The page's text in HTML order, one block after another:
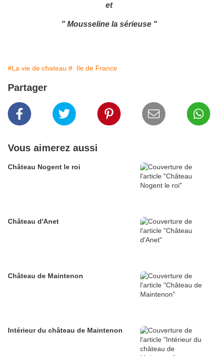
et
" Mousseline la sérieuse "
#La vie de chateau #. Ile de France
Partager
Vous aimerez aussi
Château Nogent le roi
Château d'Anet
Château de Maintenon
Intérieur du château de Maintenon